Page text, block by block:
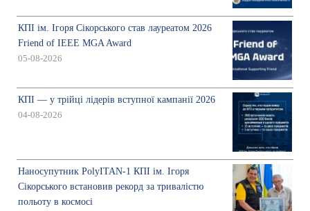
КПІ ім. Ігоря Сікорського став лауреатом 2026
Friend of IEEE MGA Award
05-08-2026
КПІ — у трійці лідерів вступної кампанії 2026
04-08-2026
Наносупутник PolyITAN-1 КПІ ім. Ігоря
Сікорського встановив рекорд за тривалістю
польоту в космосі